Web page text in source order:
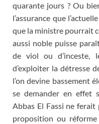
quarante jours ? Ou
l’assurance que
que la ministre pourrait
aussi noble puisse
de viol ou d’inceste,
d’exploiter la détresse
l’on devine bassement
se demander en effet
Abbas El Fassi ne ferait
proposition ou